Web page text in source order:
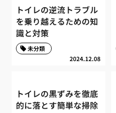
トイレの逆流トラブル
を乗り越えるための知
識と対策
2024.12.08
未分類
トイレの黒ずみを徹底
的に落とす簡単な掃除